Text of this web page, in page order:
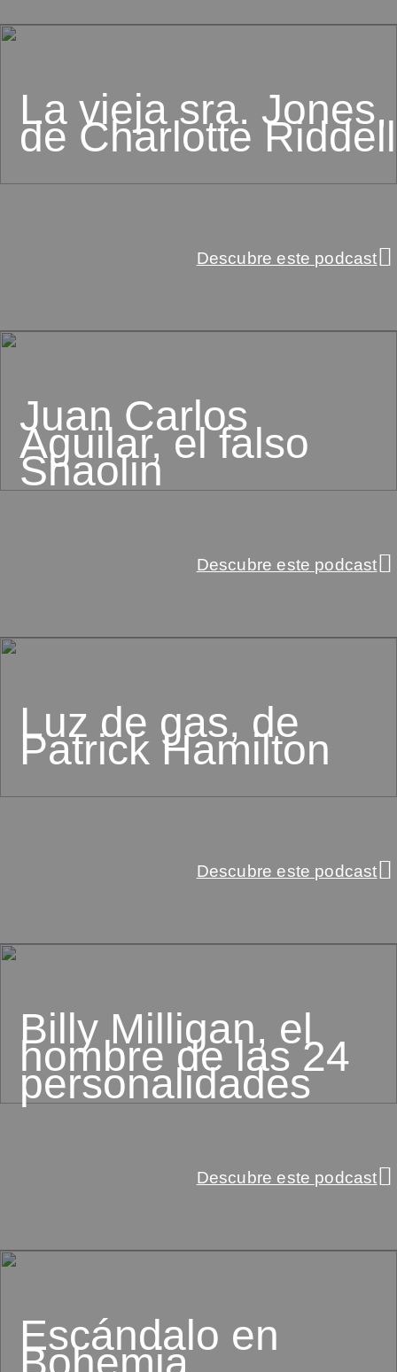
La vieja sra. Jones,
de Charlotte Riddell
Descubre este podcast
Juan Carlos
Aguilar, el falso
Shaolin
Descubre este podcast
Luz de gas, de
Patrick Hamilton
Descubre este podcast
Billy Milligan, el
hombre de las 24
personalidades
Descubre este podcast
Escándalo en